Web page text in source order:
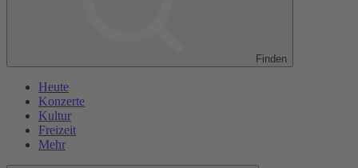
Finden
Heute
Konzerte
Kultur
Freizeit
Mehr